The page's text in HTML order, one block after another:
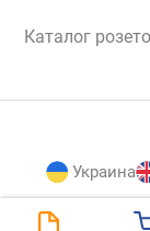
Каталог
Украина